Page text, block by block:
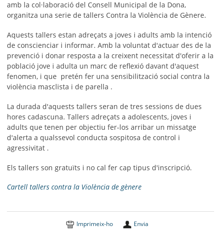
amb la col·laboració del Consell Municipal de la Dona,
organitza una serie de tallers Contra la Violència de Gènere.
Aquests tallers estan adreçats a joves i adults amb la intenció
de conscienciar i informar. Amb la voluntat d'actuar des de la
prevenció i donar resposta a la creixent necessitat d'oferir a la
població jove i adulta un marc de reflexió davant d'aquest
fenomen, i que pretén fer una sensibilització social contra la
violència masclista i de parella .
La durada d'aquests tallers seran de tres sessions de dues
hores cadascuna. Tallers adreçats a adolescents, joves i
adults que tenen per objectiu fer-los arribar un missatge
d'alerta a qualssevol conducta sospitosa de control i
agressivitat .
Els tallers son gratuïts i no cal fer cap tipus d'inscripció.
Cartell tallers contra la Violència de gènere
Imprimeix-ho Envia